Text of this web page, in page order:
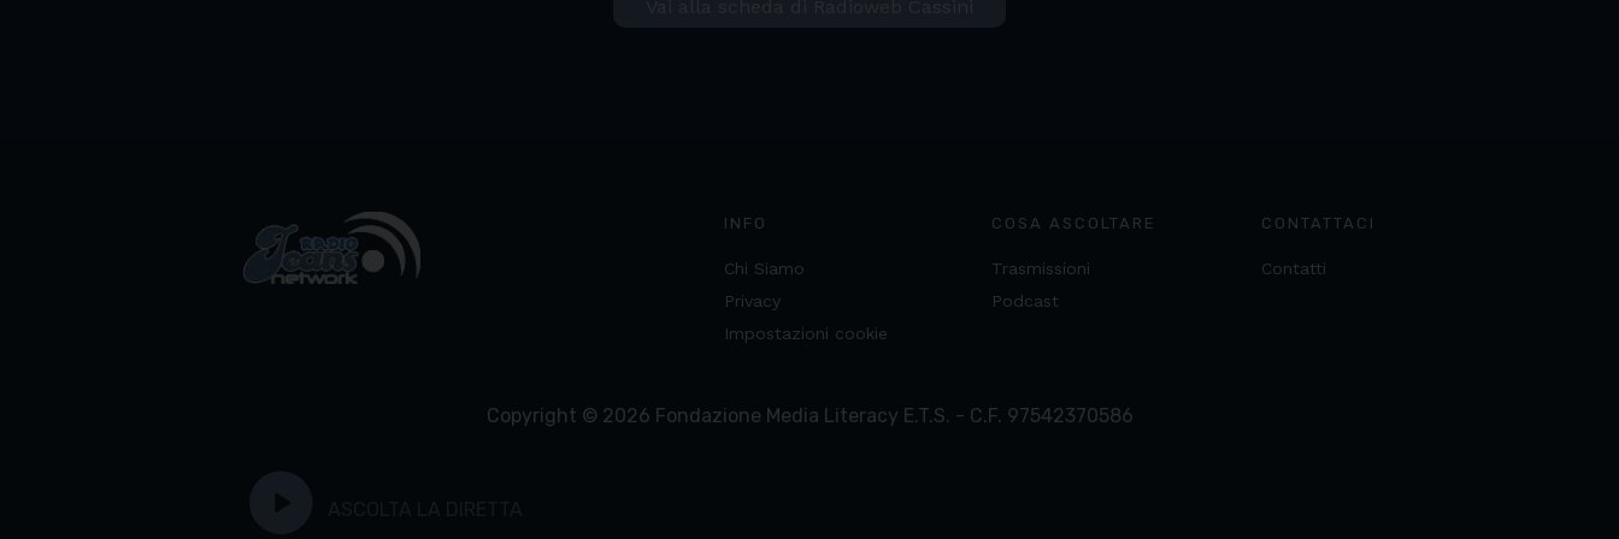
INFO
Chi Siamo
Privacy
Impostazioni cookie
COSA ASCOLTARE
Trasmissioni
Podcast
CONTATTACI
Contatti
Copyright © 2026 Fondazione Media Literacy E.T.S. - C.F. 97542370586